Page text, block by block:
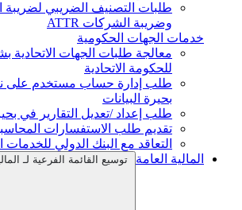
طلبات التصنيف الضريبي لضريبة
وضريبة الشركات ATTR
خدمات الجهات الحكومية
معالجة طلبات الجهات الاتحادية
للحكومة الاتحادية
طلب إدارة حساب مستخدم على
بحيرة البيانات
طلب إعداد /تعديل التقارير في
تقديم طلب الاستفسارات
التعاقد مع البنك الدولي للخدمات
المالية العامة
توسيع القائمة الفرعية لـ